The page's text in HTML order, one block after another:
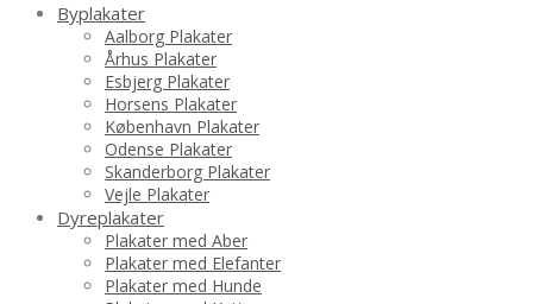
Byplakater
Aalborg Plakater
Århus Plakater
Esbjerg Plakater
Horsens Plakater
København Plakater
Odense Plakater
Skanderborg Plakater
Vejle Plakater
Dyreplakater
Plakater med Aber
Plakater med Elefanter
Plakater med Hunde